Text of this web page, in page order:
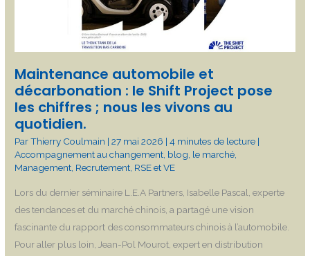
Maintenance automobile et
décarbonation : le Shift Project pose
les chiffres ; nous les vivons au
quotidien.
ParThierry Coulmain |27 mai 2026 |4 minutes de lecture |
Accompagnement au changement blog le marché
Management Recrutement RSE et VE
Lors du dernier séminaire L.E.A Partners, Isabelle Pascal, experte
des tendances et du marché chinois, a partagé une vision
fascinante du rapport des consommateurs chinois à l’automobile.
Pour aller plus loin, Jean-Pol Mourot, expert en distribution
chiffres
;
nous
les
vivons
au